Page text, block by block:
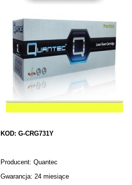
KOD: G-CRG731Y
Producent: Quantec
Gwarancja: 24 miesiące